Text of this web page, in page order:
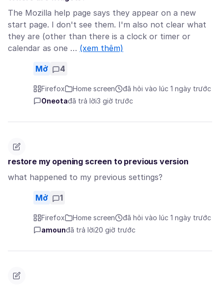
The Mozilla help page says they appear on a new
start page. I don't see them. I'm also not clear what
they are (other than there is a clock or timer or
calendar as one … (xem thêm)
Mở 4
Firefox Home screen
đã hỏi vào lúc 1 ngày trước
Oneotađã trả lời3 giờ trước
restore my opening screen to previous version
what happened to my previous settings?
Mở 1
Firefox Home screen
đã hỏi vào lúc 1 ngày trước
amounđã trả lời20 giờ trước